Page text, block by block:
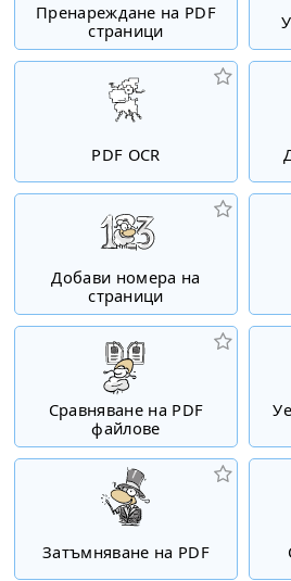
Пренареждане на PDF
страници
PDF OCR
Добави номера на
страници
Сравняване на PDF
файлове
Затъмняване на PDF